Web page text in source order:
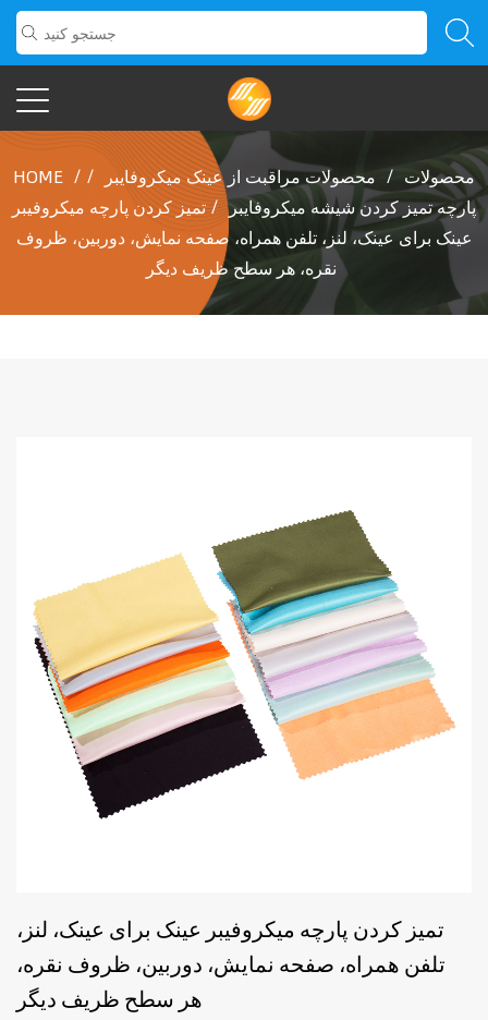
HOME / محصولات / محصولات مراقبت از عینک میکروفایبر /
پارچه تمیز کردن شیشه میکروفایبر /تمیز کردن پارچه میکروفیبر
عینک برای عینک، لنز، تلفن همراه، صفحه نمایش، دوربین، ظروف
نقره، هر سطح ظریف دیگر
تمیز کردن پارچه میکروفیبر عینک برای عینک، لنز،
تلفن همراه، صفحه نمایش، دوربین، ظروف نقره،
هر سطح ظریف دیگر